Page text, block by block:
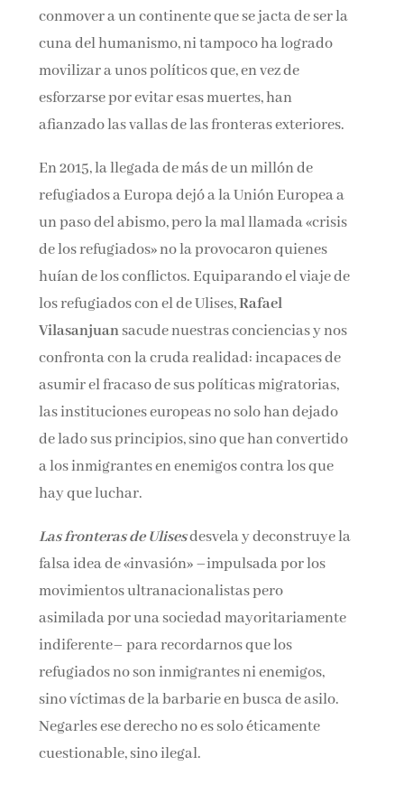
conmover a un continente que se jacta de ser la
cuna del humanismo, ni tampoco ha logrado
movilizar a unos políticos que, en vez de
esforzarse por evitar esas muertes, han
afianzado las vallas de las fronteras exteriores.
En 2015, la llegada de más de un millón de
refugiados a Europa dejó a la Unión Europea a
un paso del abismo, pero la mal llamada «crisis
de los refugiados» no la provocaron quienes
huían de los conflictos. Equiparando el viaje de
los refugiados con el de Ulises,Rafael
Vilasanjuansacude nuestras conciencias y nos
confronta con la cruda realidad: incapaces de
asumir el fracaso de sus políticas migratorias,
las instituciones europeas no solo han dejado
de lado sus principios, sino que han convertido
a los inmigrantes en enemigos contra los que
hay que luchar.
Las fronteras de Ulisesdesvela y deconstruye la
falsa idea de «invasión» –impulsada por los
movimientos ultranacionalistas pero
asimilada por una sociedad mayoritariamente
indiferente– para recordarnos que los
refugiados no son inmigrantes ni enemigos,
sino víctimas de la barbarie en busca de asilo.
Negarles ese derecho no es solo éticamente
cuestionable, sino ilegal.